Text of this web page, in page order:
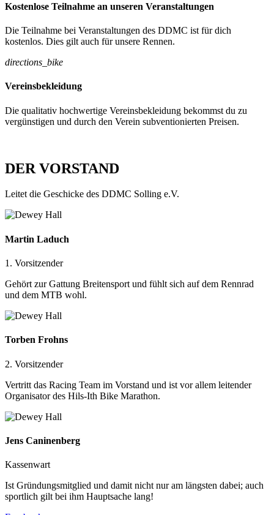
Kostenlose Teilnahme an unseren Veranstaltungen
Die Teilnahme bei Veranstaltungen des DDMC ist für dich
kostenlos. Dies gilt auch für unsere Rennen.
directions_bike
Vereinsbekleidung
Die qualitativ hochwertige Vereinsbekleidung bekommst du zu
vergünstigen und durch den Verein subventionierten Preisen.
DER VORSTAND
Leitet die Geschicke des DDMC Solling e.V.
Martin Laduch
1. Vorsitzender
Gehört zur Gattung Breitensport und fühlt sich auf dem Rennrad
und dem MTB wohl.
Torben Frohns
2. Vorsitzender
Vertritt das Racing Team im Vorstand und ist vor allem leitender
Organisator des Hils-Ith Bike Marathon.
Jens Caninenberg
Kassenwart
Ist Gründungsmitglied und damit nicht nur am längsten dabei; auch
sportlich gilt bei ihm Hauptsache lang!